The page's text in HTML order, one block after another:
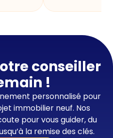
conseiller
!
personnalisé pour
immobilier neuf. Nos
pour vous guider, du
la remise des clés.